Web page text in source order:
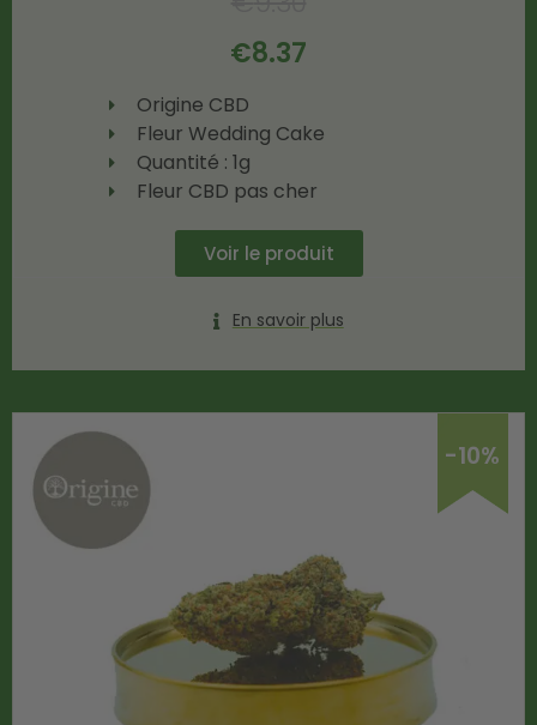
€8.37
Origine CBD
Fleur Wedding Cake
Quantité : 1g
Fleur CBD pas cher
Voir le produit
En savoir plus
-10%